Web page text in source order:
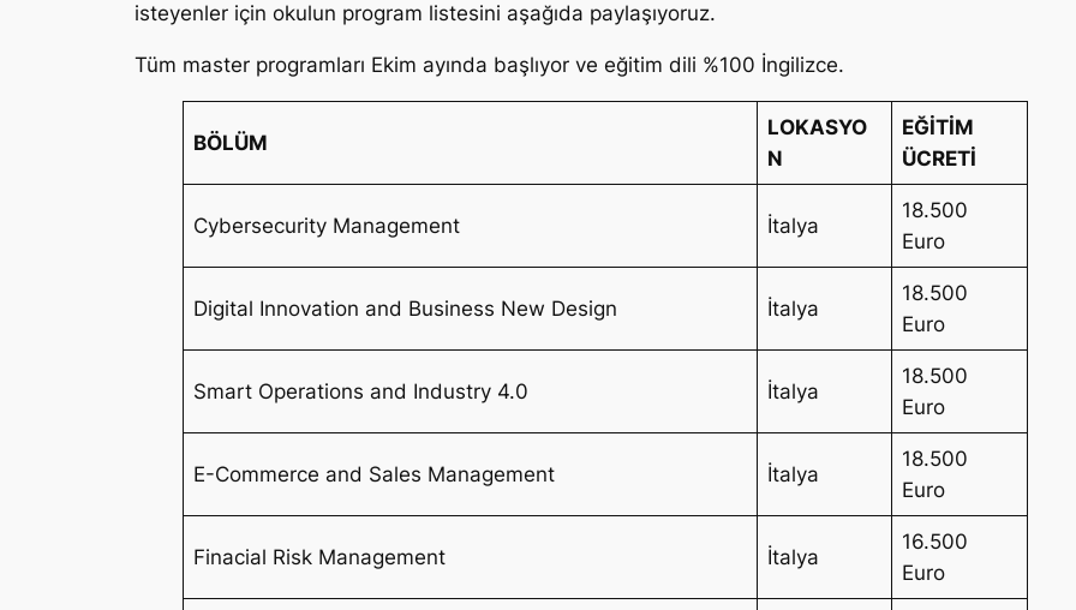
isteyenler için okulun program listesini aşağıda paylaşıyoruz.
Tüm master programları Ekim ayında başlıyor ve eğitim dili %100 İngilizce.
BÖLÜM
LOKASYO
N
EĞİTİM
ÜCRETİ
Cybersecurity Management İtalya
18.500
Euro
Digital Innovation and Business New Design İtalya
18.500
Euro
Smart Operations and Industry 4.0 İtalya
18.500
Euro
E-Commerce and Sales Management İtalya
18.500
Euro
Finacial Risk Management İtalya
16.500
Euro